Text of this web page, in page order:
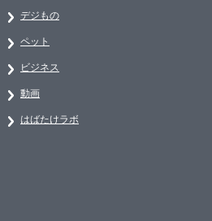
デジもの
ペット
ビジネス
動画
はばたけラボ